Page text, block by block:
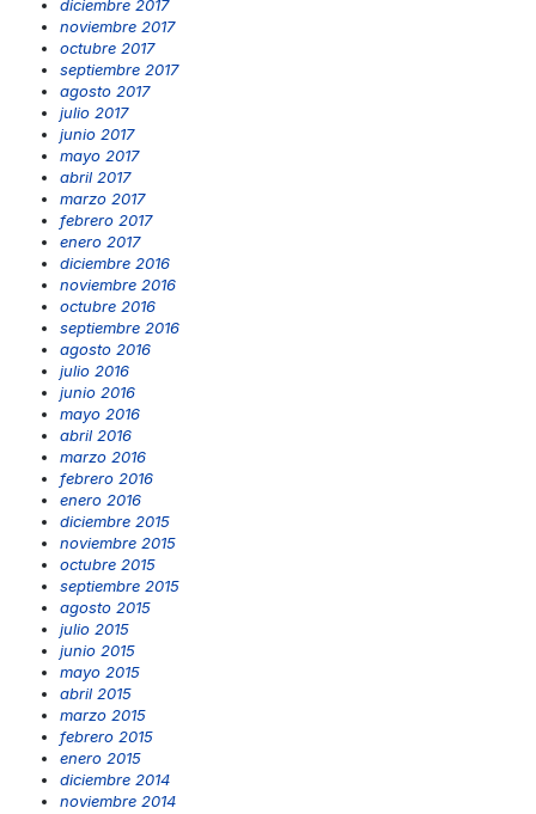
diciembre 2017
noviembre 2017
octubre 2017
septiembre 2017
agosto 2017
julio 2017
junio 2017
mayo 2017
abril 2017
marzo 2017
febrero 2017
enero 2017
diciembre 2016
noviembre 2016
octubre 2016
septiembre 2016
agosto 2016
julio 2016
junio 2016
mayo 2016
abril 2016
marzo 2016
febrero 2016
enero 2016
diciembre 2015
noviembre 2015
octubre 2015
septiembre 2015
agosto 2015
julio 2015
junio 2015
mayo 2015
abril 2015
marzo 2015
febrero 2015
enero 2015
diciembre 2014
noviembre 2014